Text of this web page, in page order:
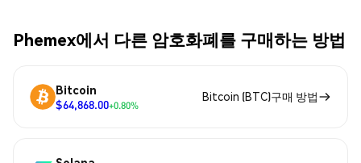
Phemex에서 다른 암호화폐를 구매하는 방법
Bitcoin
$64,868.00+0.80%
Bitcoin (BTC)구매 방법